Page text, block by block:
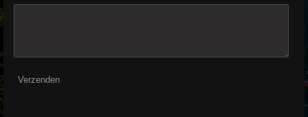
Verzenden